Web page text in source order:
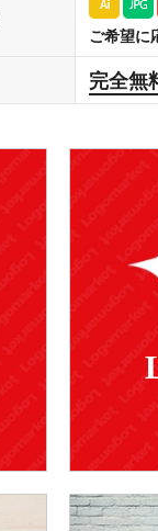
ご希望に
完全無